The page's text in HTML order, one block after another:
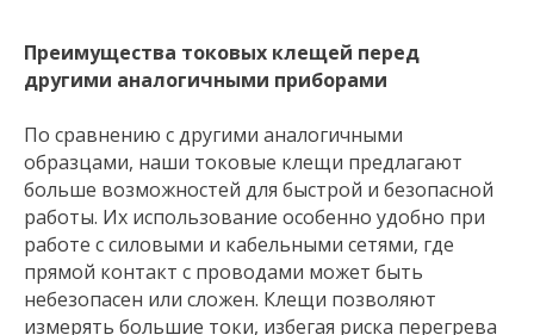
Преимущества токовых клещей перед
другими аналогичными приборами
По сравнению с другими аналогичными
образцами, наши токовые клещи предлагают
больше возможностей для быстрой и безопасной
работы. Их использование особенно удобно при
работе с силовыми и кабельными сетями, где
прямой контакт с проводами может быть
небезопасен или сложен. Клещи позволяют
измерять большие токи, избегая риска перегрева